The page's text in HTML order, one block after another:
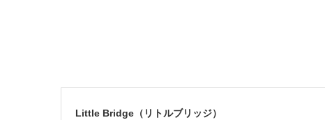
Little Bridge（リトルブリッジ）